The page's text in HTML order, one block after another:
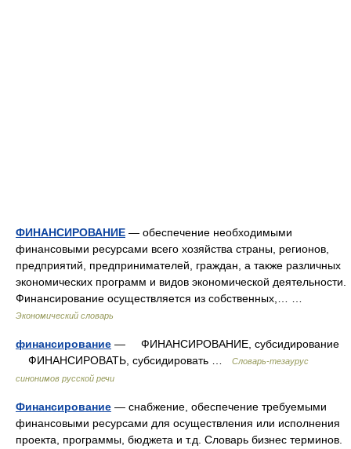
ФИНАНСИРОВАНИЕ — обеспечение необходимыми
финансовыми ресурсами всего хозяйства страны, регионов,
предприятий, предпринимателей, граждан, а также различных
экономических программ и видов экономической деятельности.
Финансирование осуществляется из собственных,… …
Экономический словарь
финансирование — ФИНАНСИРОВАНИЕ, субсидирование
ФИНАНСИРОВАТЬ, субсидировать …
Словарь-тезаурус
синонимов русской речи
Финансирование — снабжение, обеспечение требуемыми
финансовыми ресурсами для осуществления или исполнения
проекта, программы, бюджета и т.д. Словарь бизнес терминов.